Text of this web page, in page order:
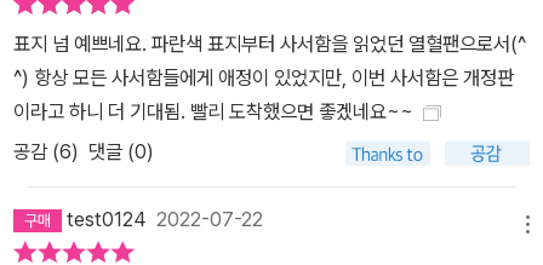
표지 넘 예쁘네요. 파란색 표지부터 사서함을 읽었던 열혈팬으로서(^
^) 항상 모든 사서함들에게 애정이 있었지만, 이번 사서함은 개정판
이라고 하니 더 기대됨. 빨리 도착했으면 좋겠네요~~
공감 (6) 댓글 (0)
test0124 2022-07-22